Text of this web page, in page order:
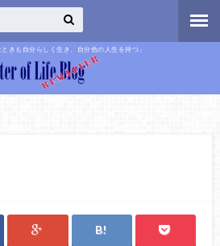
ときも自分らしく生き、自分色の人生を持つ」